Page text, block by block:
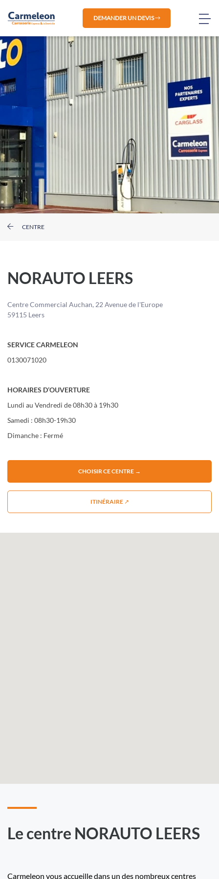
DEMANDER UN DEVIS
CENTRE
NORAUTO LEERS
Centre Commercial Auchan, 22 Avenue de l'Europe
59115 Leers
SERVICE CARMELEON
0130071020
HORAIRES D’OUVERTURE
Lundi au Vendredi de 08h30 à 19h30
Samedi : 08h30-19h30
Dimanche : Fermé
CHOISIR CE CENTRE →
ITINÉRAIRE ↗
Le centre NORAUTO LEERS
Carmeleon vous accueille dans un des nombreux centres